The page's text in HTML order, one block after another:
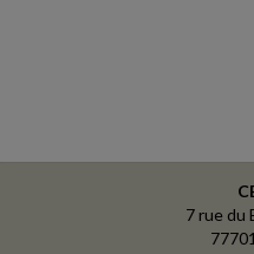
7 rue du